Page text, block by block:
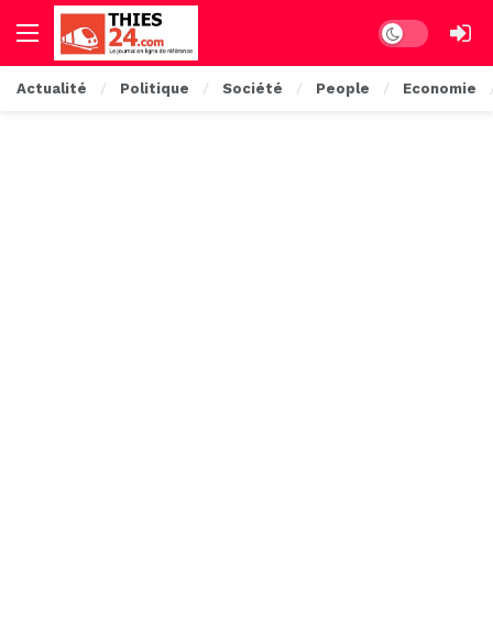
Dark mode
Actualité Politique Société People Economie